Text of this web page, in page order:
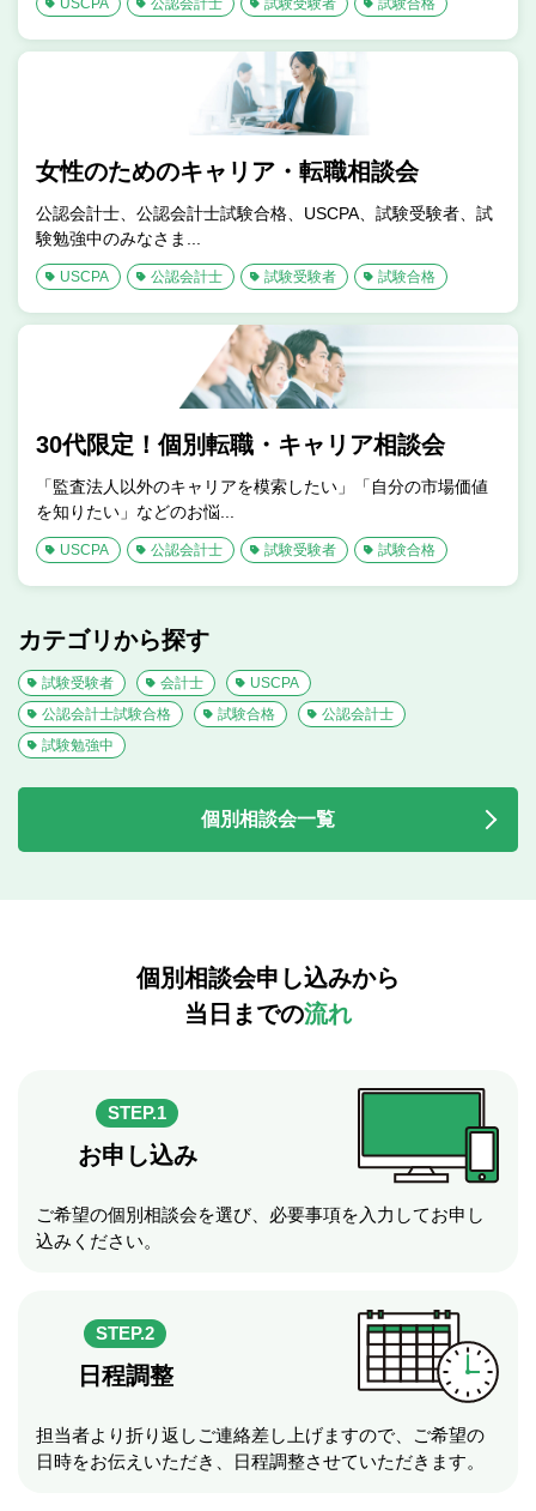
USCPA 公認会計士 試験受験者 試験合格
女性のためのキャリア・転職相談会
公認会計士、公認会計士試験合格、USCPA、試験受験者、試
験勉強中のみなさま...
USCPA 公認会計士 試験受験者 試験合格
30代限定！個別転職・キャリア相談会
「監査法人以外のキャリアを模索したい」「自分の市場価値
を知りたい」などのお悩...
USCPA 公認会計士 試験受験者 試験合格
カテゴリから探す
試験受験者 会計士
USCPA
公認会計士試験合格
試験合格
公認会計士
試験勉強中
個別相談会一覧
個別相談会申し込みから
当日までの流れ
STEP.1
お申し込み
ご希望の個別相談会を選び、必要事項を入力してお申し
込みください。
STEP.2
日程調整
担当者より折り返しご連絡差し上げますので、ご希望の
日時をお伝えいただき、日程調整させていただきます。